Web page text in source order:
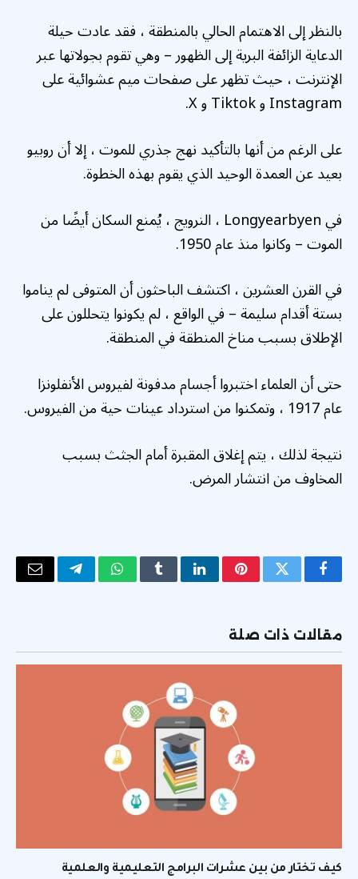
بالنظر إلى الاهتمام الحالي بالمنطقة ، فقد عادت حيلة
الدعاية الزائفة البرية إلى الظهور – وهي تقوم بجولاتها عبر
الإنترنت ، حيث تظهر على صفحات ميم عشوائية على
Instagram و Tiktok و X.
على الرغم من أنها بالتأكيد نهج جذري للموت ، إلا أن روبيو
بعيد عن العمدة الوحيد الذي يقوم بهذه الخطوة.
في Longyearbyen ، النرويج ، يُمنع السكان أيضًا من
الموت – وكانوا منذ عام 1950.
في القرن العشرين ، اكتشف الباحثون أن المتوفى لم يناموا
بستة أقدام سليمة – في الواقع ، لم يكونوا يتحللون على
الإطلاق بسبب مناخ المنطقة في المنطقة.
حتى أن العلماء اختبروا أجسام مدفونة لفيروس الأنفلونزا
عام 1917 ، وتمكنوا من استرداد عينات حية من الفيروس.
نتيجة لذلك ، يتم إغلاق المقبرة أمام الجثث بسبب
المخاوف من انتشار المرض.
فيسبوكتويتر بينتيريستلينكدإنTumblrواتسابتيلقرامالبريد
مقالات ذات صلة
كيف تختار من بين عشرات البرامج التعليمية والعلمية